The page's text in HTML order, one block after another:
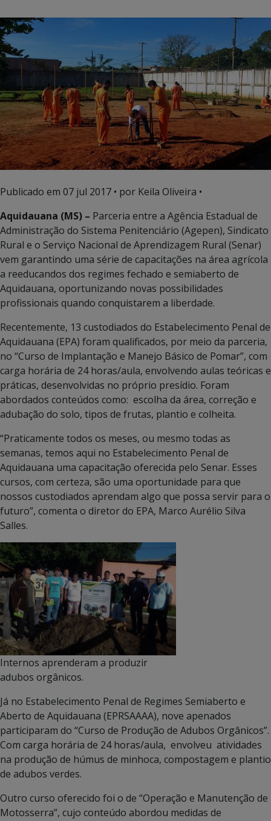
Publicado em 07 jul 2017 • por Keila Oliveira •
Aquidauana (MS) – Parceria entre a Agência Estadual de
Administração do Sistema Penitenciário (Agepen), Sindicato
Rural e o Serviço Nacional de Aprendizagem Rural (Senar)
vem garantindo uma série de capacitações na área agrícola
a reeducandos dos regimes fechado e semiaberto de
Aquidauana, oportunizando novas possibilidades
profissionais quando conquistarem a liberdade.
Recentemente, 13 custodiados do Estabelecimento Penal de
Aquidauana (EPA) foram qualificados, por meio da parceria,
no “Curso de Implantação e Manejo Básico de Pomar”, com
carga horária de 24 horas/aula, envolvendo aulas teóricas e
práticas, desenvolvidas no próprio presídio. Foram
abordados conteúdos como: escolha da área, correção e
adubação do solo, tipos de frutas, plantio e colheita.
“Praticamente todos os meses, ou mesmo todas as
semanas, temos aqui no Estabelecimento Penal de
Aquidauana uma capacitação oferecida pelo Senar. Esses
cursos, com certeza, são uma oportunidade para que
nossos custodiados aprendam algo que possa servir para o
futuro”, comenta o diretor do EPA, Marco Aurélio Silva
Salles.
Internos aprenderam a produzir
adubos orgânicos.
Já no Estabelecimento Penal de Regimes Semiaberto e
Aberto de Aquidauana (EPRSAAAA), nove apenados
participaram do “Curso de Produção de Adubos Orgânicos”.
Com carga horária de 24 horas/aula, envolveu atividades
na produção de húmus de minhoca, compostagem e plantio
de adubos verdes.
Outro curso oferecido foi o de “Operação e Manutenção de
Motosserra”, cujo conteúdo abordou medidas de